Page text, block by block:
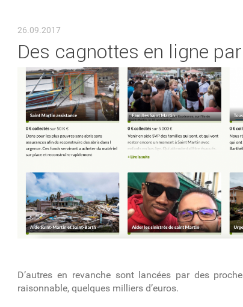
26.09.2017
Des cagnottes en ligne
D’autres en revanche sont lancées par des
raisonnable, quelques milliers d’euros.